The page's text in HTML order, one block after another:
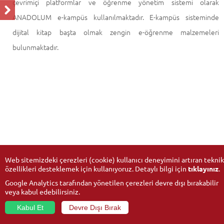
çevrimiçi platformlar ve öğrenme yönetim sistemi olarak
ANADOLUM e-kampüs kullanılmaktadır. E-kampüs sisteminde
dijital kitap başta olmak zengin e-öğrenme malzemeleri
bulunmaktadır.
Web sitemizdeki çerezleri (cookie) kullanıcı deneyimini artıran teknik
özellikleri desteklemek için kullanıyoruz. Detaylı bilgi için tıklayınız.
Google Analytics tarafından yönetilen çerezleri devre dışı bırakabilir
veya kabul edebilirsiniz.
Kabul Et
Devre Dışı Bırak
© 2026Anadolu Üniversitesi- Tüm hakları saklıdır.